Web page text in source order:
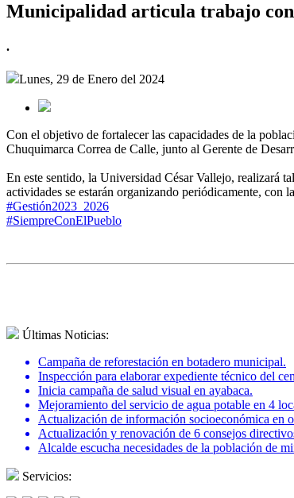
Municipalidad articula trabajo
.
Lunes, 29 de Enero del 2024
Con el objetivo de fortalecer las capacidades de la
Chuquimarca Correa de Calle, junto al Gerente de
En este sentido, la Universidad César Vallejo, realizará
actividades se estarán organizando periódicamente, con
#Gestión2023_2026
#SiempreConElPueblo
Últimas Noticias:
Campaña de reforestación en botadero municipal.
Inspección para elaborar expediente técnico del
Inicia campaña de salud visual en ayabaca.
Mejoramiento del servicio de agua potable en 4
Actualización de información socioeconómica en
Actualización y renovación de 6 consejos
Alcalde escucha necesidades de la población de
Servicios: